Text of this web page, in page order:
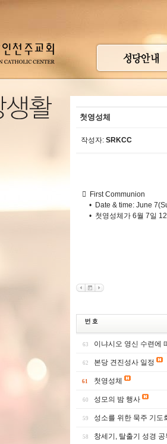
첫영성체
작성자: SRKCC
 First Communion
• Date & time: June
• 첫영성체가 6월 7일
63 이냐시오 영신 수련에
62 본당 견진성사 일정
61 첫영성체
60 성모의 밤 행사
59 성소를 위한 묵주 기도
58 창세기, 탈출기 성경 공